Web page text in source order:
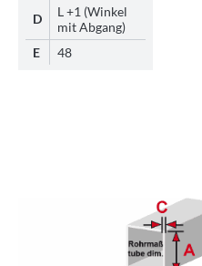
D
L +1 (Winkel
mit Abgang)
E
48